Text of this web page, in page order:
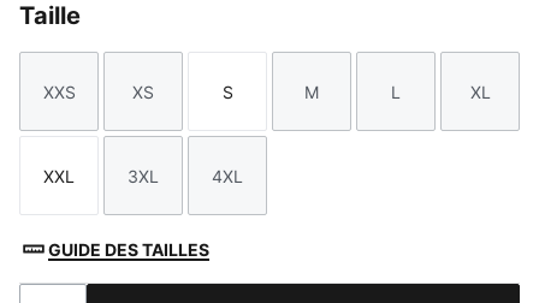
Taille
Taille
XXS
Taille
XS
Taille
S
Taille
M
Taille
L
Taille
XL
Taille
XXL
Taille
3XL
Taille
4XL
GUIDE DES TAILLES